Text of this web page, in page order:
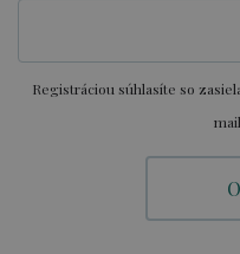
Registráciou súhlasíte so